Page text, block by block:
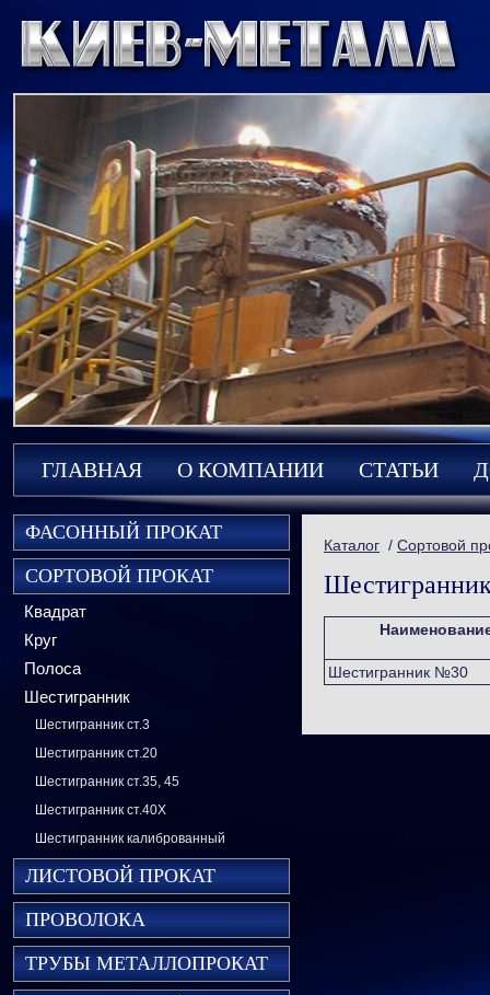
ГЛАВНАЯ О КОМПАНИИ СТАТЬИ
ФАСОННЫЙ ПРОКАТ
СОРТОВОЙ ПРОКАТ
Квадрат
Круг
Полоса
Шестигранник
Шестигранник ст.3
Шестигранник ст.20
Шестигранник ст.35, 45
Шестигранник ст.40Х
Шестигранник калиброванный
ЛИСТОВОЙ ПРОКАТ
ПРОВОЛОКА
ТРУБЫ МЕТАЛЛОПРОКАТ
Каталог / Сортовой
Шестигранник №30